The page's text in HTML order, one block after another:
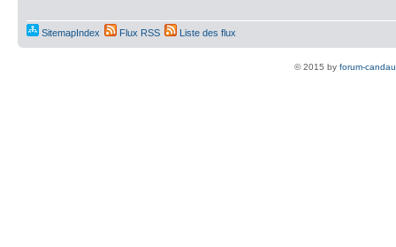
SitemapIndex Flux RSS Liste des flux
© 2015 by forum-